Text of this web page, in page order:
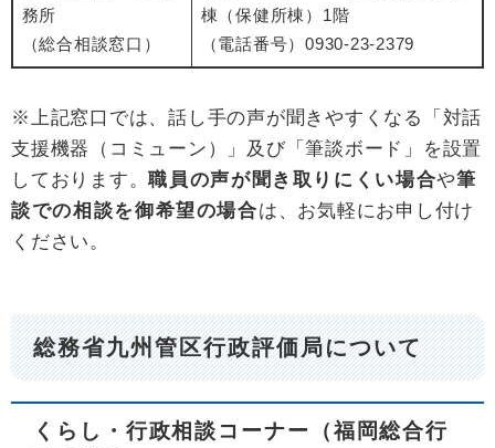
務所
（総合相談窓口）
棟（保健所棟）1階
（電話番号）0930-23-2379
※上記窓口では、話し手の声が聞きやすくなる「対話
支援機器（コミューン）」及び「筆談ボード」を設置
しております。職員の声が聞き取りにくい場合や筆
談での相談を御希望の場合は、お気軽にお申し付け
ください。
総務省九州管区行政評価局について
くらし・行政相談コーナー（福岡総合行